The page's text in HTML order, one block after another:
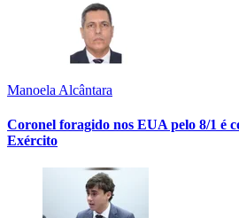
Manoela Alcântara
Coronel foragido nos EUA pelo 8/1 é
Exército